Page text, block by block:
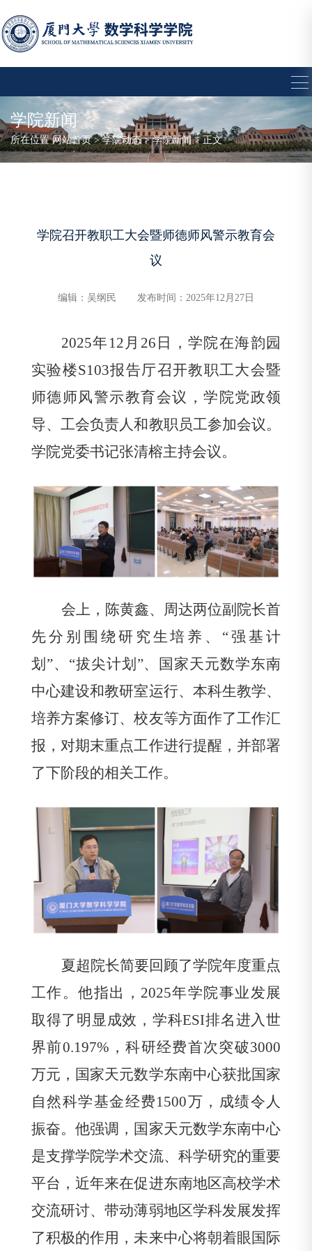
学院新闻
所在位置网站首页>学院动态>学院新闻> 正文
学院召开教职工大会暨师德师风警示教育会
议
编辑：吴纲民 发布时间：2025年12月27日
2025年 12 月 26 日，学院在海韵园
实验楼S103报告厅召开教职工大会暨
师德师风警示教育会议，学院党政领
导、工会负责人和教职员工参加会议。
学院党委书记张清榕主持会议。
会上，陈黄鑫、周达两位副院长首
先分别围绕研究生培养、“强基计
划”、“拔尖计划”、国家天元数学东南
中心建设和教研室运行、本科生教学、
培养方案修订、校友等方面作了工作汇
报，对期末重点工作进行提醒，并部署
了下阶段的相关工作。
夏超院长简要回顾了学院年度重点
工作。他指出， 2025年学院事业发展
取得了明显成效，学科ESI排名进入世
界前0.197% ，科研经费首次突破3000
万元，国家天元数学东南中心获批国家
自然科学基金经费1500万，成绩令人
振奋。他强调，国家天元数学东南中心
是支撑学院学术交流、科学研究的重要
平台，近年来在促进东南地区高校学术
交流研讨、带动薄弱地区学科发展发挥
了积极的作用，未来中心将朝着眼国际